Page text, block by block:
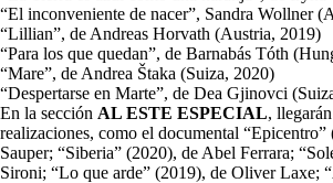
“El inconveniente de nacer”, Sandra Wollner
“Lillian”, de Andreas Horvath (Austria, 2019)
“Para los que quedan”, de Barnabás Tóth
“Mare”, de Andrea Štaka (Suiza, 2020)
“Despertarse en Marte”, de Dea Gjinovci
En la sección AL ESTE ESPECIAL,
realizaciones, como el documental
Sauper; “Siberia” (2020), de Abel Ferrara;
Sironi; “Lo que arde” (2019), de Oliver Laxe;